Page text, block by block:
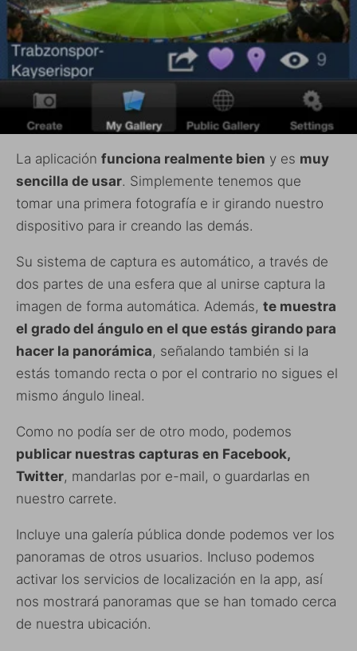
La aplicación funciona realmente bien y es muy
sencilla de usar. Simplemente tenemos que
tomar una primera fotografía e ir girando nuestro
dispositivo para ir creando las demás.
Su sistema de captura es automático, a través de
dos partes de una esfera que al unirse captura la
imagen de forma automática. Además, te muestra
el grado del ángulo en el que estás girando para
hacer la panorámica, señalando también si la
estás tomando recta o por el contrario no sigues el
mismo ángulo lineal.
Como no podía ser de otro modo, podemos
publicar nuestras capturas en Facebook,
Twitter, mandarlas por e-mail, o guardarlas en
nuestro carrete.
Incluye una galería pública donde podemos ver los
panoramas de otros usuarios. Incluso podemos
activar los servicios de localización en la app, así
nos mostrará panoramas que se han tomado cerca
de nuestra ubicación.